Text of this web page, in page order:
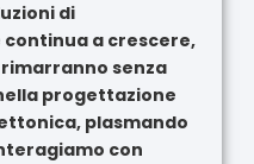
di
a crescere,
rimarranno senza
progettazione
plasmando
con